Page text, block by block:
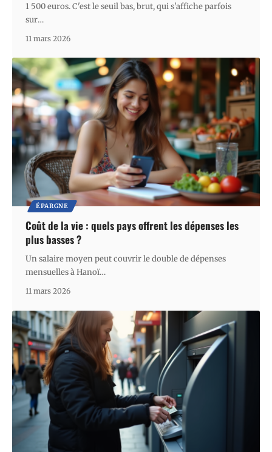
1 500 euros. C'est le seuil bas, brut, qui s'affiche parfois
sur…
11 mars 2026
ÉPARGNE
Coût de la vie : quels pays offrent les dépenses les
plus basses ?
Un salaire moyen peut couvrir le double de dépenses
mensuelles à Hanoï…
11 mars 2026